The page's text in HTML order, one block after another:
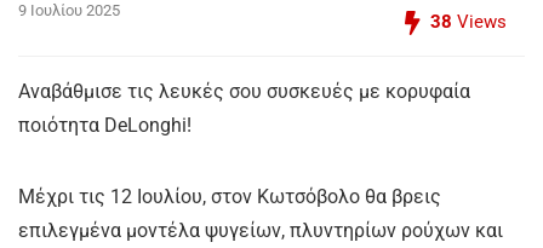
9 Ιουλίου 2025
38 Views
Αναβάθμισε τις λευκές σου συσκευές με κορυφαία
ποιότητα DeLonghi!
Μέχρι τις 12 Ιουλίου, στον Κωτσόβολο θα βρεις
επιλεγμένα μοντέλα ψυγείων, πλυντηρίων ρούχων και